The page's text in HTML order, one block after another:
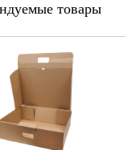
товары